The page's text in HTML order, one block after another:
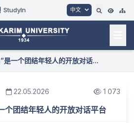
StudyIn 中文
一个团结年轻人的开放对话...
22.05.2026 1 073
团结年轻人的开放对话平台